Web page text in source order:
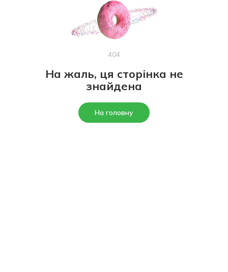
404
На жаль, ця сторінка не
знайдена
На головну